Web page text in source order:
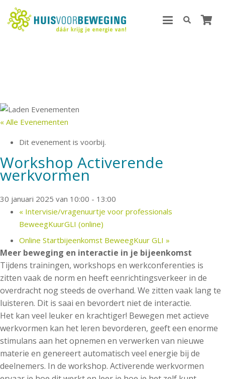
« Alle Evenementen
Dit evenement is voorbij.
Workshop Activerende
werkvormen
30 januari 2025 van 10:00 - 13:00
«Intervisie/vragenuurtje voor professionals
BeweegKuurGLI (online)
Online Startbijeenkomst BeweegKuur GLI »
Meer beweging en interactie in je bijeenkomst
Tijdens trainingen, workshops en werkconferenties is
zitten vaak de norm en heeft eenrichtingsverkeer in de
overdracht nog steeds de overhand. We zitten vaak lang te
luisteren. Dit is saai en bevordert niet de interactie.
Het kan veel leuker en krachtiger! Bewegen met actieve
werkvormen kan het leren bevorderen, geeft een enorme
stimulans aan het opnemen en verwerken van nieuwe
materie en genereert automatisch veel energie bij de
deelnemers. In de workshop. Activerende werkvormen